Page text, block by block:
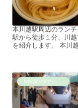
本川越駅周辺のラン
駅から徒歩１分、川
を紹介します。 本川
関東圏穴場ずらし旅